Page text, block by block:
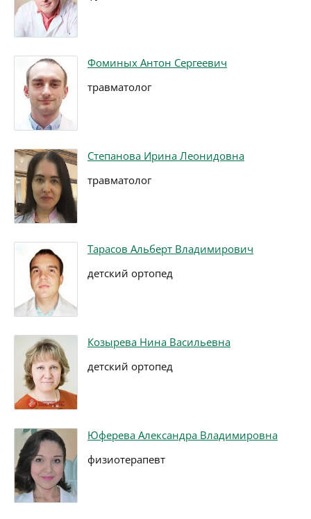
Фоминых Антон Сергеевич
травматолог
Степанова Ирина Леонидовна
травматолог
Тарасов Альберт Владимирович
детский ортопед
Козырева Нина Васильевна
детский ортопед
Юферева Александра Владимировна
физиотерапевт